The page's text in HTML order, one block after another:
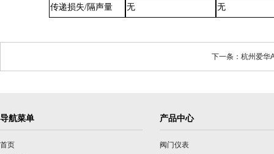
传递损失/隔声量 无 无
下一条：杭州爱华
导航菜单
首页
产品中心
阀门仪表